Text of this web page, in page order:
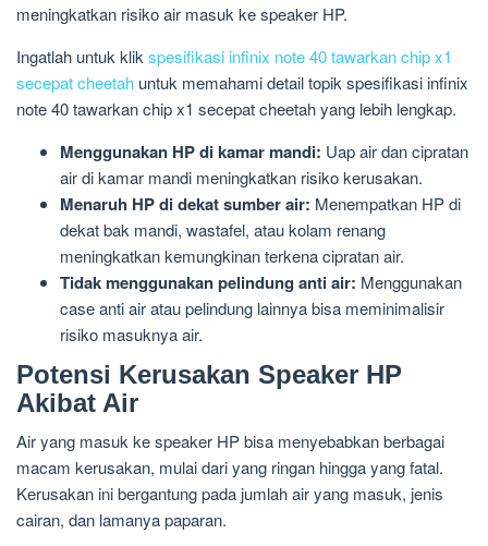
meningkatkan risiko air masuk ke speaker HP.
Ingatlah untuk klik spesifikasi infinix note 40 tawarkan chip x1
secepat cheetah untuk memahami detail topik spesifikasi infinix
note 40 tawarkan chip x1 secepat cheetah yang lebih lengkap.
Menggunakan HP di kamar mandi: Uap air dan cipratan
air di kamar mandi meningkatkan risiko kerusakan.
Menaruh HP di dekat sumber air: Menempatkan HP di
dekat bak mandi, wastafel, atau kolam renang
meningkatkan kemungkinan terkena cipratan air.
Tidak menggunakan pelindung anti air: Menggunakan
case anti air atau pelindung lainnya bisa meminimalisir
risiko masuknya air.
Potensi Kerusakan Speaker HP
Akibat Air
Air yang masuk ke speaker HP bisa menyebabkan berbagai
macam kerusakan, mulai dari yang ringan hingga yang fatal.
Kerusakan ini bergantung pada jumlah air yang masuk, jenis
cairan, dan lamanya paparan.